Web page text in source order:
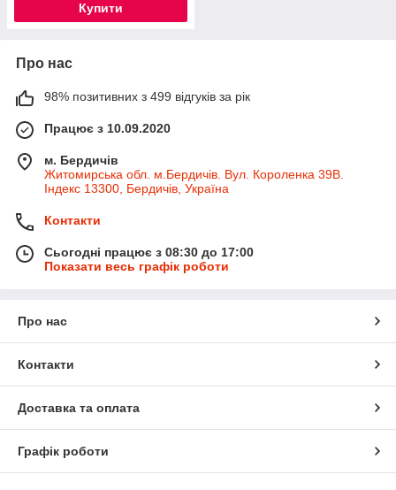
Купити
Про нас
98% позитивних з 499 відгуків за рік
Працює з 10.09.2020
м. Бердичів
Житомирська обл. м.Бердичів. Вул. Короленка 39В.
Індекс 13300, Бердичів, Україна
Контакти
Сьогодні працює з 08:30 до 17:00
Показати весь графік роботи
Про нас
Контакти
Доставка та оплата
Графік роботи